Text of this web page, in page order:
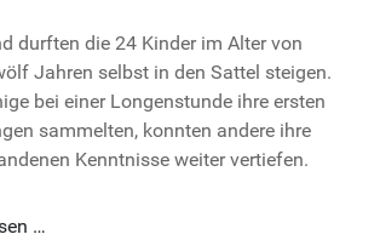
durften die 24 Kinder im Alter von
Jahren selbst in den Sattel steigen.
bei einer Longenstunde ihre ersten
sammelten, konnten andere ihre
Kenntnisse weiter vertiefen.
…